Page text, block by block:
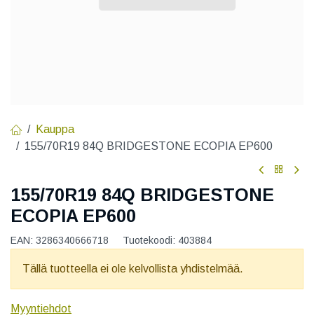
Kauppa
155/70R19 84Q BRIDGESTONE ECOPIA EP600
155/70R19 84Q BRIDGESTONE
ECOPIA EP600
EAN: 3286340666718 Tuotekoodi: 403884
Tällä tuotteella ei ole kelvollista yhdistelmää.
Myyntiehdot